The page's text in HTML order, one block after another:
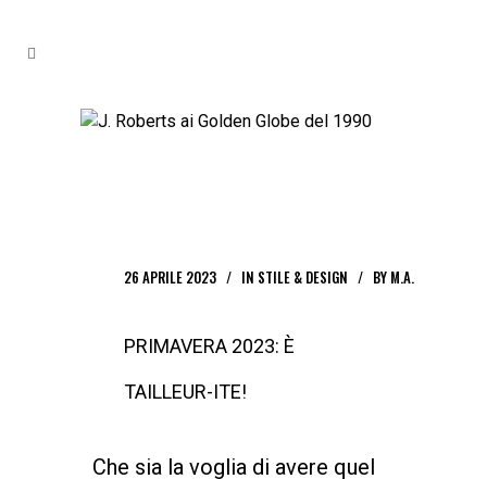
26 APRILE 2023 IN STILE & DESIGN BY M.A.
PRIMAVERA 2023: È
TAILLEUR-ITE!
Che sia la voglia di avere quel